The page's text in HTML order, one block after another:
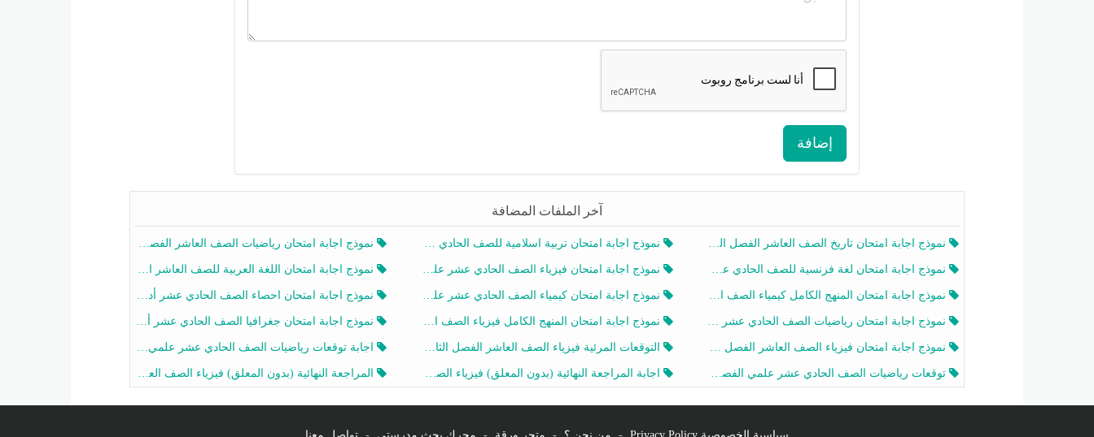
إضافة
آخر الملفات المضافة
نموذج اجابة امتحان تاريخ الصف العاشر الفصل الثاني 2025-2026 نموذج اجابة امتحان تربية اسلامية للصف الحادي عشر الفصل الثاني 2025-2026 نموذج اجابة امتحان رياضيات الصف العاشر الفصل الثاني 2025-2026
نموذج اجابة امتحان لغة فرنسية للصف الحادي عشر أدبي الفصل الثاني 2025-2026 نموذج اجابة امتحان فيزياء الصف الحادي عشر علمي الفصل الثاني 2025-2026 نموذج اجابة امتحان اللغة العربية للصف العاشر الفصل الثاني 2025-2026
نموذج اجابة امتحان المنهج الكامل كيمياء الصف الحادي عشر علمي الفصل الثاني 2025-2026 نموذج اجابة امتحان كيمياء الصف الحادي عشر علمي الفصل الثاني 2025-2026 نموذج اجابة امتحان احصاء الصف الحادي عشر أدبي الفصل الثاني 2025-2026
نموذج اجابة امتحان رياضيات الصف الحادي عشر علمي الفصل الثاني 2025-2026 نموذج اجابة امتحان المنهج الكامل فيزياء الصف العاشر الفصل الثاني 2025-2026 نموذج اجابة امتحان جغرافيا الصف الحادي عشر أدبي الفصل الثاني 2025-2026
نموذج اجابة امتحان فيزياء الصف العاشر الفصل الثاني 2025-2026 التوقعات المرئية فيزياء الصف العاشر الفصل الثاني 2026 أ هيثم الليثي اجابة توقعات رياضيات الصف الحادي عشر علمي الفصل الثاني 2025-2026 أ عمرو فايز
توقعات رياضيات الصف الحادي عشر علمي الفصل الثاني 2025-2026 أ عمرو فايز اجابة المراجعة النهائية (بدون المعلق) فيزياء الصف العاشر الفصل الثاني أ أحمد نبيه المراجعة النهائية (بدون المعلق) فيزياء الصف العاشر الفصل الثاني أ أحمد نبيه